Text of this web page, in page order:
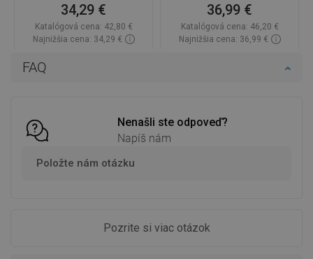
FAQ
Nenašli ste odpoveď?
Napíš nám
Položte nám otázku
Pozrite si viac otázok
34,29 €
Katalógová cena: 42,80 €
Najnižšia cena: 34,29 €
36,99 €
Katalógová cena: 46,20 €
Najnižšia cena: 36,99 €